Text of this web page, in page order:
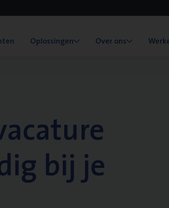
Oplossingen Over ons
bij je